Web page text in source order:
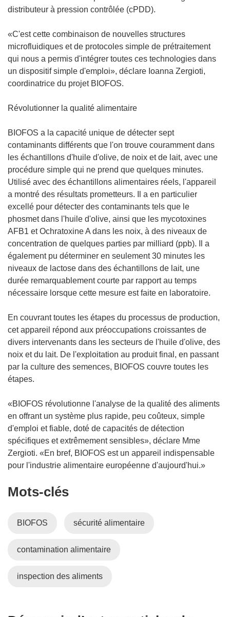
distributeur à pression contrôlée (cPDD).
«C'est cette combinaison de nouvelles structures
microfluidiques et de protocoles simple de prétraitement
qui nous a permis d'intégrer toutes ces technologies dans
un dispositif simple d'emploi», déclare Ioanna Zergioti,
coordinatrice du projet BIOFOS.
Révolutionner la qualité alimentaire
BIOFOS a la capacité unique de détecter sept
contaminants différents que l'on trouve couramment dans
les échantillons d'huile d'olive, de noix et de lait, avec une
procédure simple qui ne prend que quelques minutes.
Utilisé avec des échantillons alimentaires réels, l'appareil
a montré des résultats prometteurs. Il a en particulier
excellé pour détecter des contaminants tels que le
phosmet dans l'huile d'olive, ainsi que les mycotoxines
AFB1 et Ochratoxine A dans les noix, à des niveaux de
concentration de quelques parties par milliard (ppb). Il a
également pu déterminer en seulement 30 minutes les
niveaux de lactose dans des échantillons de lait, une
durée remarquablement courte par rapport au temps
nécessaire lorsque cette mesure est faite en laboratoire.
En couvrant toutes les étapes du processus de production,
cet appareil répond aux préoccupations croissantes de
divers intervenants dans les secteurs de l'huile d'olive, des
noix et du lait. De l'exploitation au produit final, en passant
par la culture des semences, BIOFOS couvre toutes les
étapes.
«BIOFOS révolutionne l'analyse de la qualité des aliments
en offrant un système plus rapide, peu coûteux, simple
d'emploi et fiable, doté de capacités de détection
spécifiques et extrêmement sensibles», déclare Mme
Zergioti. «En bref, BIOFOS est un appareil indispensable
pour l'industrie alimentaire européenne d'aujourd'hui.»
Mots‑clés
BIOFOS sécurité alimentaire
contamination alimentaire
inspection des aliments